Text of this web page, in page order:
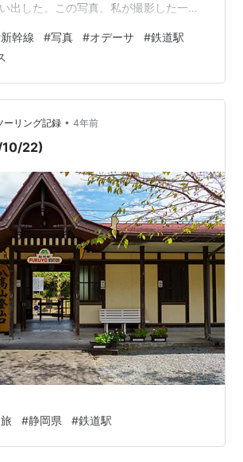
出した。この写真。私が撮影した一
、「ポチョムキンの階段」や「プーシ
を見てその帰り、駅から首都キーウ
行きの列車に乗ろうとしていた。駅の
と、懐かしい、どう見てもこれは日本
か！ という看板を見たのだ。これどう
幹線に使われている「新幹…
新幹線 #写真 #オデーサ #鉄道駅
ーリング記録 • 4年前
22)
#静岡県 #鉄道駅